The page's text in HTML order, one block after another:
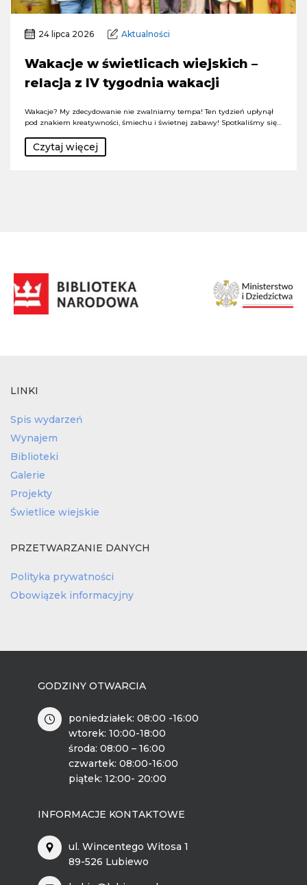
24 lipca 2026 Aktualności
Wakacje w świetlicach wiejskich –
relacja z IV tygodnia wakacji
Wakacje? My zdecydowanie nie zwalniamy tempa! Ten tydzień upłynął
pod znakiem kreatywności, śmiechu i świetnej zabawy! Spotkaliśmy się…
Czytaj więcej
LINKI
Spis wydarzeń
Wynajem
Biblioteki
Galerie
Projekty
Świetlice wiejskie
PRZETWARZANIE DANYCH
Polityka prywatności
Obowiązek informacyjny
GODZINY OTWARCIA
poniedziałek: 08:00 -16:00
wtorek: 10:00-18:00
środa: 08:00 – 16:00
czwartek: 08:00-16:00
piątek: 12:00- 20:00
INFORMACJE KONTAKTOWE
ul. Wincentego Witosa 1
89-526 Lubiewo